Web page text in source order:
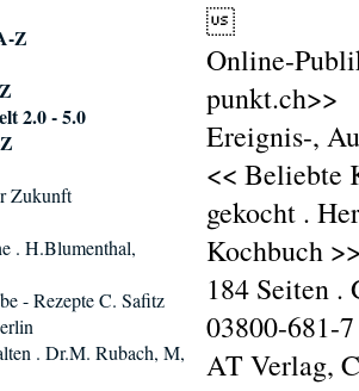
Online-
punkt.ch>>
Ereignis-,
<< Beliebte
gekocht .
Kochbuch
184 Seiten .
03800-681-
AT Verlag,
Z
2.0 - 5.0
Zukunft
. H.Blumenthal,
- Rezepte C. Safitz
. Dr.M. Rubach, M,